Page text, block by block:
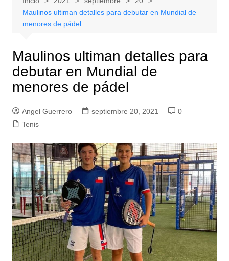
Maulinos ultiman detalles para debutar en Mundial de
menores de pádel
Maulinos ultiman detalles para
debutar en Mundial de
menores de pádel
Angel Guerrero septiembre 20, 2021
0
Tenis